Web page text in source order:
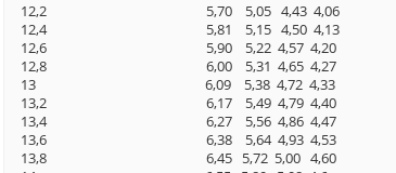
12,2 5,70 5,05 4,43 4,06
12,4 5,81 5,15 4,50 4,13
12,6 5,90 5,22 4,57 4,20
12,8 6,00 5,31 4,65 4,27
13 6,09 5,38 4,72 4,33
13,2 6,17 5,49 4,79 4,40
13,4 6,27 5,56 4,86 4,47
13,6 6,38 5,64 4,93 4,53
13,8 6,45 5,72 5,00 4,60